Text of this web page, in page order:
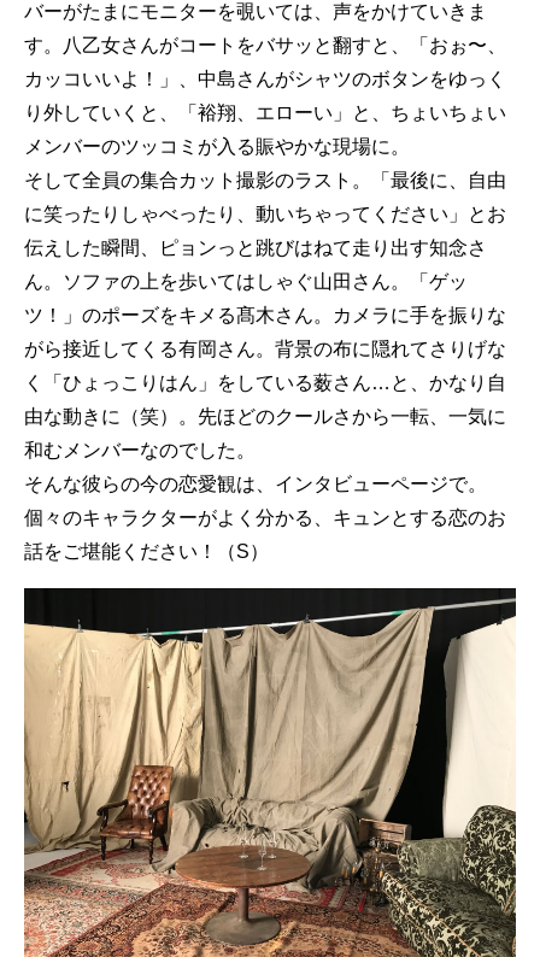
バーがたまにモニターを覗いては、声をかけていきま
す。八乙女さんがコートをバサッと翻すと、「おぉ〜、
カッコいいよ！」、中島さんがシャツのボタンをゆっく
り外していくと、「裕翔、エローい」と、ちょいちょい
メンバーのツッコミが入る賑やかな現場に。
そして全員の集合カット撮影のラスト。「最後に、自由
に笑ったりしゃべったり、動いちゃってください」とお
伝えした瞬間、ピョンっと跳びはねて走り出す知念さ
ん。ソファの上を歩いてはしゃぐ山田さん。「ゲッ
ツ！」のポーズをキメる髙木さん。カメラに手を振りな
がら接近してくる有岡さん。背景の布に隠れてさりげな
く「ひょっこりはん」をしている薮さん…と、かなり自
由な動きに（笑）。先ほどのクールさから一転、一気に
和むメンバーなのでした。
そんな彼らの今の恋愛観は、インタビューページで。
個々のキャラクターがよく分かる、キュンとする恋のお
話をご堪能ください！（S）